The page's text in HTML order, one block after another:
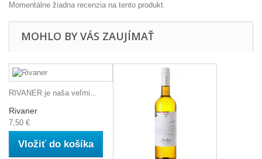
Momentálne žiadna recenzia na tento produkt.
MOHLO BY VÁS ZAUJÍMAŤ
RIVANER je naša veľmi...
Rivaner
7,50 €
Vložiť do košíka